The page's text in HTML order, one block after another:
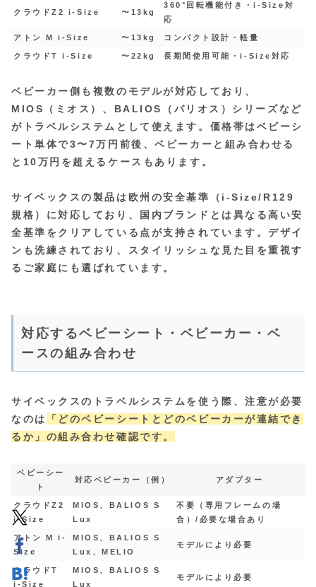
クラウドZ2 i-Size 〜13kg
360°回転機能付き・i-Size対
応
アトン M i-Size 〜13kg コンパクト設計・軽量
クラウドT i-Size 〜22kg 長期間使用可能・i-Size対応
ベビーカー側も複数のモデルが対応しており、
MIOS（ミオス）、BALIOS（バリオス）シリーズなど
がトラベルシステムとして使えます。価格帯はベビーシ
ート単体で3〜7万円前後、ベビーカーと組み合わせる
と10万円を超えるケースもあります。
サイベックスの製品は欧州の安全基準（i-Size/R129
規格）に対応しており、国内ブランドとは異なる高い安
全基準をクリアしている点が支持されています。デザイ
ンも洗練されており、スタイリッシュな見た目を重視す
るご家庭にも選ばれています。
対応するベビーシート・ベビーカー・ベ
ースの組み合わせ
サイベックスのトラベルシステムを使う際、注意が必要
なのは
「どのベビーシートとどのベビーカーが連結でき
るか」の組み合わせ確認です。
ベビーシー
ト
対応ベビーカー（例） アダプター
クラウドZ2
i-Size
MIOS、BALIOS S
Lux
不要（専用フレームの場
合）/必要な場合あり
アトン M i-
Size
MIOS、BALIOS S
Lux、MELIO
モデルにより必要
クラウドT
i-Size
MIOS、BALIOS S
Lux
モデルにより必要